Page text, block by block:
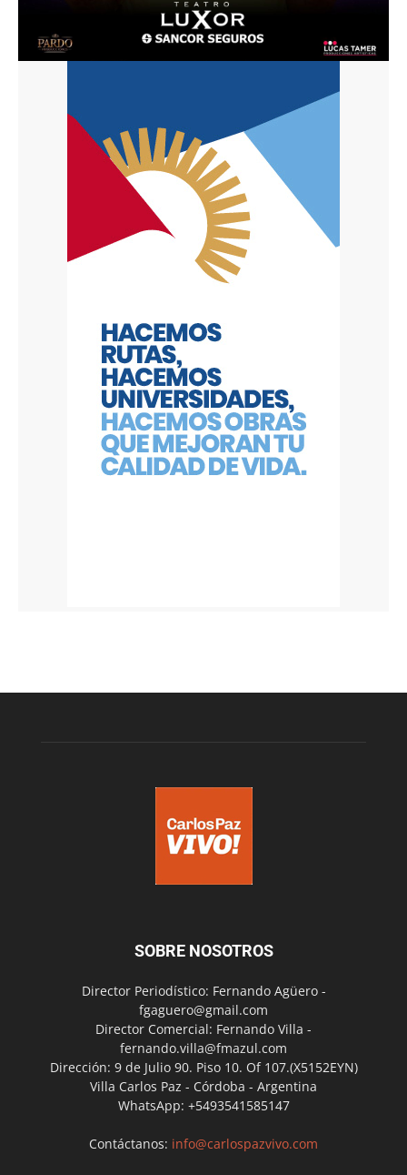
SOBRE NOSOTROS
Director Periodístico: Fernando Agüero -
fgaguero@gmail.com
Director Comercial: Fernando Villa -
fernando.villa@fmazul.com
Dirección: 9 de Julio 90. Piso 10. Of 107.(X5152EYN)
Villa Carlos Paz - Córdoba - Argentina
WhatsApp: +5493541585147
Contáctanos: info@carlospazvivo.com